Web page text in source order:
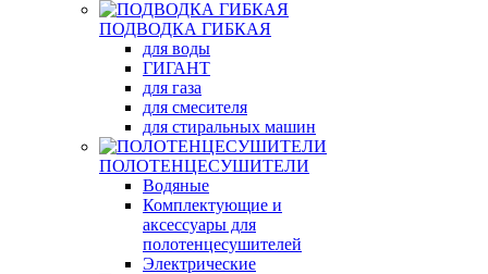
ПОДВОДКА ГИБКАЯ
для воды
ГИГАНТ
для газа
для смесителя
для стиральных машин
ПОЛОТЕНЦЕСУШИТЕЛИ
Водяные
Комплектующие и
аксессуары для
полотенцесушителей
Электрические